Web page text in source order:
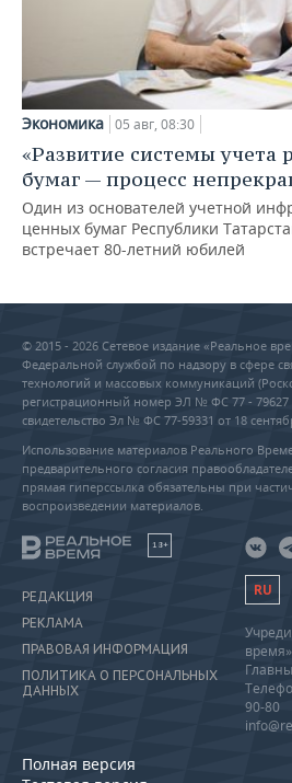
Экономика 05 авг, 08:30
«Развитие системы учета
бумаг — процесс
Один из основателей учетной
ценных бумаг Республики
встречает 80-летний юбилей
© 2015 - 2026 Сетевое издание «Реальное
Федеральной службой по надзору в сфере
технологий и массовых коммуникаций
регистрационный номер ЭЛ № ФС 77 - 79627
свидетельство Эл № ФС 77-59331 от 18
Использование материалов Реального
предварительного согласия
прямая гиперссылка обязательны при
воспроизведении материалов.
18+
РЕДАКЦИЯ
РЕКЛАМА
ПРАВОВАЯ ИНФОРМАЦИЯ
ПОЛИТИКА О ПЕРСОНАЛЬНЫХ
ДАННЫХ
Полная версия
RU
время»
90-80